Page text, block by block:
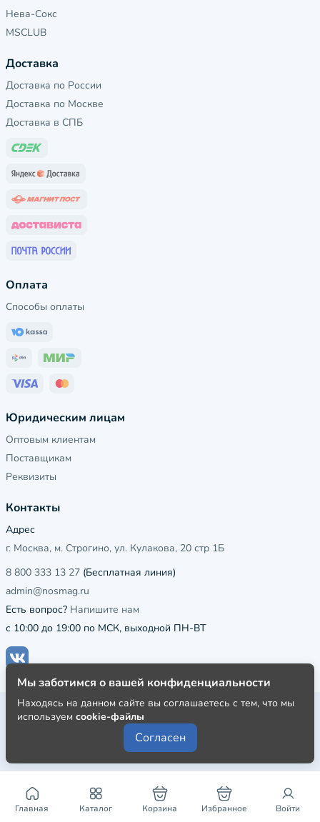
Главная Каталог Корзина Избранное Войти
Нева-Сокс
MSCLUB
Доставка
Доставка по России
Доставка по Москве
Доставка в СПБ
Оплата
Способы оплаты
Юридическим лицам
Оптовым клиентам
Поставщикам
Реквизиты
Контакты
Адрес
г. Москва, м. Строгино, ул. Кулакова, 20 стр 1Б
8 800 333 13 27 (Бесплатная линия)
admin@nosmag.ru
Есть вопрос? Напишите нам
с 10:00 до 19:00 по МСК, выходной ПН-ВТ
Публичная оферта
Пользовательское соглашение
Политика конфиденциальности
Мы заботимся о вашей конфиденциальности
Находясь на данном сайте вы соглашаетесь с тем, что мы
используем cookie-файлы
Согласен